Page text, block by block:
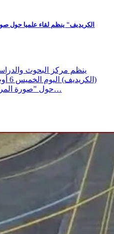
الكريديف" ينظم لقاء علميا حول
ينظم مركز البحوث
حول "صورة المرأة في الإعلام وفي المجتمع .. بين…